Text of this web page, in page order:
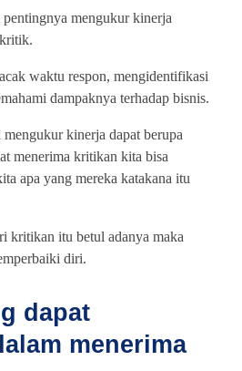
mengukur kinerja
waktu respon, mengidentifikasi
dampaknya terhadap bisnis.
kinerja dapat berupa
menerima kritikan kita bisa
apa yang mereka katakana itu
kritikan itu betul adanya maka
diri.
dapat
menerima